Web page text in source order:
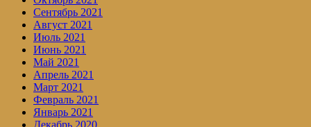
Сентябрь 2021
Август 2021
Июль 2021
Июнь 2021
Май 2021
Апрель 2021
Март 2021
Февраль 2021
Январь 2021